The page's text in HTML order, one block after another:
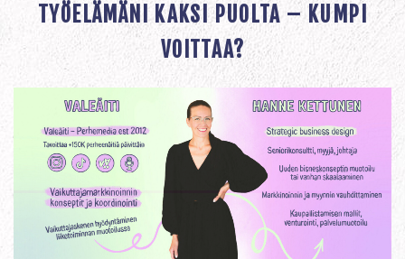
TYÖELÄMÄNI KAKSI PUOLTA – KUMPI
VOITTAA?